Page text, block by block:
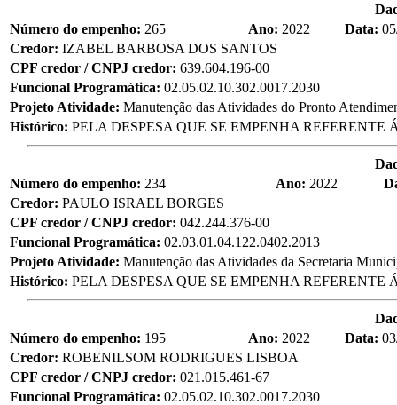
Número do empenho: 265 Ano: 2022 Data:
Credor: IZABEL BARBOSA DOS SANTOS
CPF credor / CNPJ credor: 639.604.196-00
Funcional Programática: 02.05.02.10.302.0017.2030
Projeto Atividade: Manutenção das Atividades do Pronto
Histórico: PELA DESPESA QUE SE EMPENHA
Número do empenho: 234 Ano: 2022
Credor: PAULO ISRAEL BORGES
CPF credor / CNPJ credor: 042.244.376-00
Funcional Programática: 02.03.01.04.122.0402.2013
Projeto Atividade: Manutenção das Atividades da Secretaria
Histórico: PELA DESPESA QUE SE EMPENHA
Número do empenho: 195 Ano: 2022 Data:
Credor: ROBENILSOM RODRIGUES LISBOA
CPF credor / CNPJ credor: 021.015.461-67
Funcional Programática: 02.05.02.10.302.0017.2030